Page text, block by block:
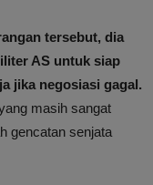
tersebut, dia
AS untuk siap
jika negosiasi gagal.
masih sangat
gencatan senjata